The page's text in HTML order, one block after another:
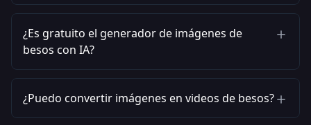
¿Es gratuito el generador de imágenes de
besos con IA?
¿Puedo convertir imágenes en videos de besos?